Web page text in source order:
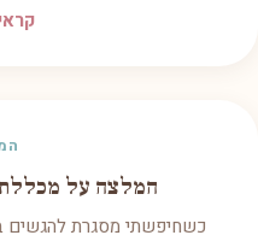
המלצה על מכללת
כשחיפשתי מסגרת להגשים